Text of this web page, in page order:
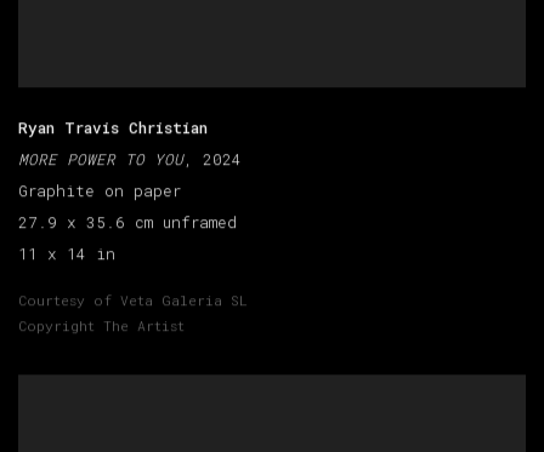
Ryan Travis Christian
MORE POWER TO YOU, 2024
Graphite on paper
27.9 x 35.6 cm unframed
11 x 14 in
Courtesy of Veta Galeria SL
Copyright The Artist